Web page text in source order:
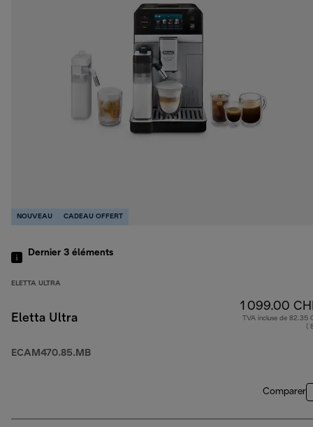
NOUVEAU CADEAU OFFERT
Dernier 3 éléments
ELETTA ULTRA
Eletta Ultra
ECAM470.85.MB
1 099.00
TVA incluse de 82.35
(
Comparer